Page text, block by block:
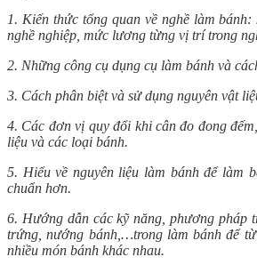
1. Kiến thức tổng quan về nghề làm
nghề nghiệp, mức lương từng vị trí trong
2. Những công cụ dụng cụ làm bánh và
3. Cách phân biệt và sử dụng nguyên vật
4. Các đơn vị quy đổi khi cân đo đong
liệu và các loại bánh.
5. Hiểu về nguyên liệu làm bánh để làm
chuẩn hơn.
6. Hướng dẫn các kỹ năng, phương pháp
trứng, nướng bánh,…trong làm bánh để
nhiều món bánh khác nhau.